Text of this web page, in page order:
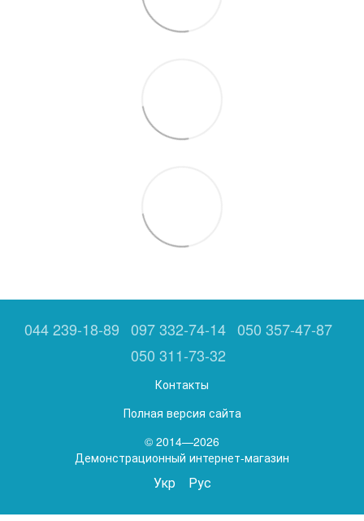
044 239-18-89 097 332-74-14 050 357-47-87
050 311-73-32
Контакты
Полная версия сайта
© 2014—2026
Демонстрационный интернет-магазин
Укр Рус